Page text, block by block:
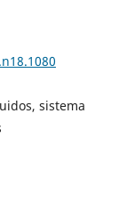
sistema